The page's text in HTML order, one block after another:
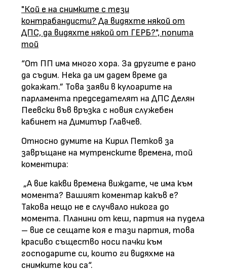
"Кой е на снимките с тези
контрабандисти? Да видяхте някой от
ДПС, да видяхте някой от ГЕРБ?", попита
той
“От ПП има много хора. За другите е рано
да съдим. Нека да им дадем време да
докажат.” Това заяви в кулоарите на
парламента председателят на ДПС Делян
Пеевски във връзка с новия служебен
кабинет на Димитър Главчев.
Относно думите на Кирил Петков за
завръщане на мутренските времена, той
коментира:
„А вие какви времена виждате, че има към
момента? Вашият коментар какъв е?
Такова нещо не е случвало никога до
момента. Планини от кеш, партия на пудела
– вие се сещате коя е тази партия, това
красиво същество носи пачки към
господарите си, които ги видяхме на
снимките кои са“.